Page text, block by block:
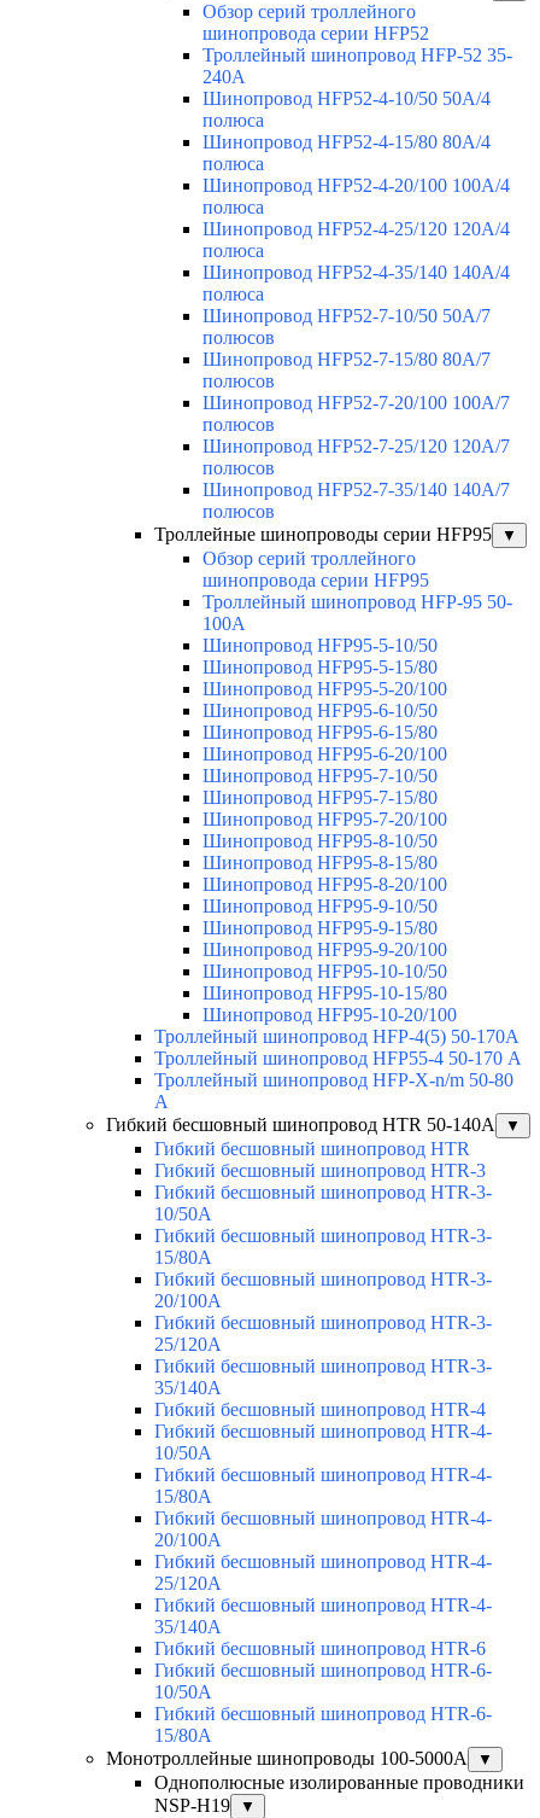
Обзор серий троллейного
шинопровода серии HFP52
Троллейный шинопровод HFP-52 35-
240А
Шинопровод HFP52-4-10/50 50A/4
полюса
Шинопровод HFP52-4-15/80 80A/4
полюса
Шинопровод HFP52-4-20/100 100А/4
полюса
Шинопровод HFP52-4-25/120 120А/4
полюса
Шинопровод HFP52-4-35/140 140А/4
полюса
Шинопровод HFP52-7-10/50 50А/7
полюсов
Шинопровод HFP52-7-15/80 80А/7
полюсов
Шинопровод HFP52-7-20/100 100А/7
полюсов
Шинопровод HFP52-7-25/120 120А/7
полюсов
Шинопровод HFP52-7-35/140 140А/7
полюсов
Троллейные шинопроводы серии HFP95
▼
Обзор серий троллейного
шинопровода серии HFP95
Троллейный шинопровод HFP-95 50-
100А
Шинопровод HFP95-5-10/50
Шинопровод HFP95-5-15/80
Шинопровод HFP95-5-20/100
Шинопровод HFP95-6-10/50
Шинопровод HFP95-6-15/80
Шинопровод HFP95-6-20/100
Шинопровод HFP95-7-10/50
Шинопровод HFP95-7-15/80
Шинопровод HFP95-7-20/100
Шинопровод HFP95-8-10/50
Шинопровод HFP95-8-15/80
Шинопровод HFP95-8-20/100
Шинопровод HFP95-9-10/50
Шинопровод HFP95-9-15/80
Шинопровод HFP95-9-20/100
Шинопровод HFP95-10-10/50
Шинопровод HFP95-10-15/80
Шинопровод HFP95-10-20/100
Троллейный шинопровод HFP-4(5) 50-170A
Троллейный шинопровод HFP55-4 50-170 А
Троллейный шинопровод HFP-X-n/m 50-80
A
Гибкий бесшовный шинопровод HTR 50-140А
▼
Гибкий бесшовный шинопровод HTR
Гибкий бесшовный шинопровод HTR-3
Гибкий бесшовный шинопровод HTR-3-
10/50A
Гибкий бесшовный шинопровод HTR-3-
15/80A
Гибкий бесшовный шинопровод HTR-3-
20/100A
Гибкий бесшовный шинопровод HTR-3-
25/120A
Гибкий бесшовный шинопровод HTR-3-
35/140A
Гибкий бесшовный шинопровод HTR-4
Гибкий бесшовный шинопровод HTR-4-
10/50A
Гибкий бесшовный шинопровод HTR-4-
15/80A
Гибкий бесшовный шинопровод HTR-4-
20/100A
Гибкий бесшовный шинопровод HTR-4-
25/120A
Гибкий бесшовный шинопровод HTR-4-
35/140A
Гибкий бесшовный шинопровод HTR-6
Гибкий бесшовный шинопровод HTR-6-
10/50A
Гибкий бесшовный шинопровод HTR-6-
15/80A
Монотроллейные шинопроводы 100-5000А
▼
Однополюсные изолированные проводники
NSP-H19
▼